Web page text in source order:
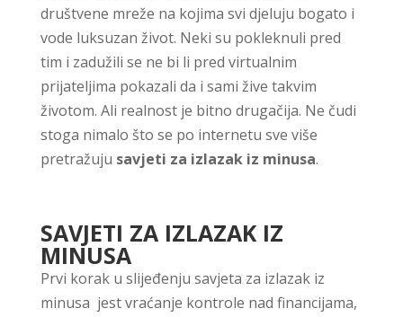
društvene mreže na kojima svi djeluju bogato i
vode luksuzan život. Neki su pokleknuli pred
tim i zadužili se ne bi li pred virtualnim
prijateljima pokazali da i sami žive takvim
životom. Ali realnost je bitno drugačija. Ne čudi
stoga nimalo što se po internetu sve više
pretražuju savjeti za izlazak iz minusa.
SAVJETI ZA IZLAZAK IZ
MINUSA
Prvi korak u slijeđenju savjeta za izlazak iz
minusa jest vraćanje kontrole nad financijama,